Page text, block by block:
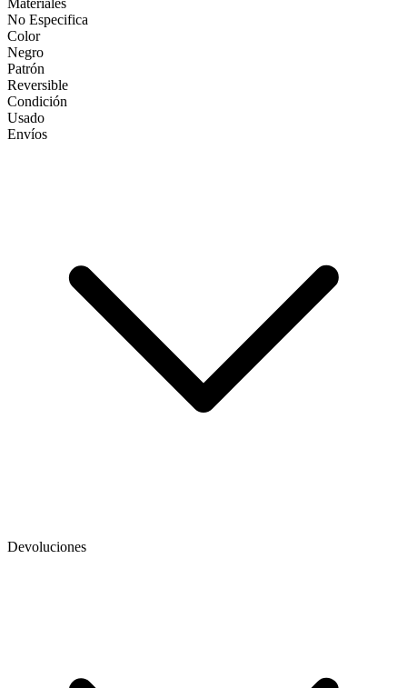
No Especifica
Color
Negro
Patrón
Reversible
Condición
Usado
Envíos
Devoluciones